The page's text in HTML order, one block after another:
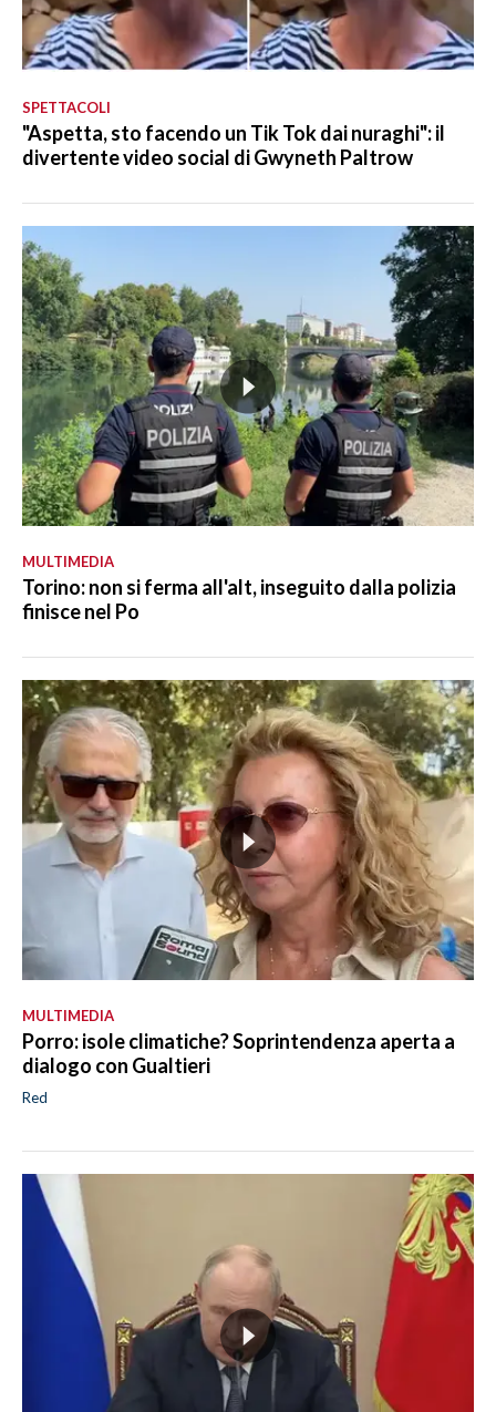
SPETTACOLI
"Aspetta, sto facendo un Tik Tok dai nuraghi": il
divertente video social di Gwyneth Paltrow
MULTIMEDIA
Torino: non si ferma all'alt, inseguito dalla polizia
finisce nel Po
MULTIMEDIA
Porro: isole climatiche? Soprintendenza aperta a
dialogo con Gualtieri
Red